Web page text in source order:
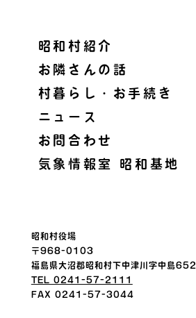
昭和村紹介
お隣さんの話
村暮らし・お手続き
ニュース
お問合わせ
気象情報室 昭和基地
昭和村役場
〒968-0103
福島県大沼郡昭和村下中津川字中島652
TEL 0241-57-2111
FAX 0241-57-3044